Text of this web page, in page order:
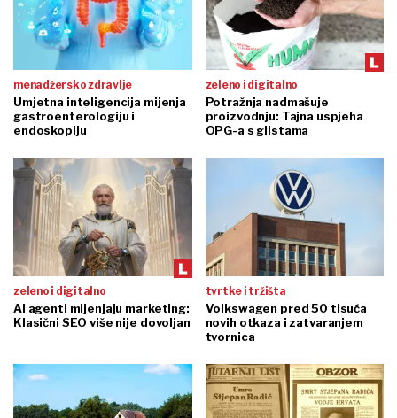
menadžersko zdravlje
Umjetna inteligencija mijenja
gastroenterologiju i
endoskopiju
zeleno i digitalno
Potražnja nadmašuje
proizvodnju: Tajna uspjeha
OPG-a s glistama
zeleno i digitalno
AI agenti mijenjaju marketing:
Klasični SEO više nije dovoljan
tvrtke i tržišta
Volkswagen pred 50 tisuća
novih otkaza i zatvaranjem
tvornica